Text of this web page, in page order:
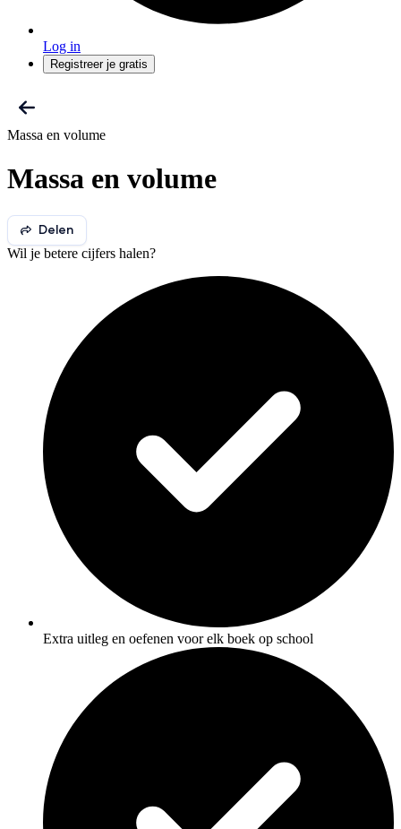
Log in
Registreer je gratis
Massa en volume
Massa en volume
Delen
Wil je betere cijfers halen?
Extra uitleg en oefenen voor elk boek op school